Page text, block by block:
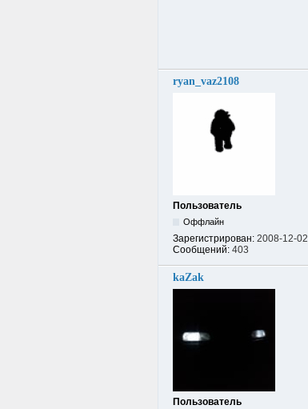
ryan_vaz2108
Пользователь
Оффлайн
Зарегистрирован: 2008-12-02
Сообщений: 403
kaZak
Пользователь